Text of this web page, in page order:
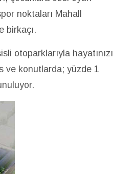
noktaları Mahall
birkaçı.
otoparklarıyla hayatınızı
ve konutlarda; yüzde 1